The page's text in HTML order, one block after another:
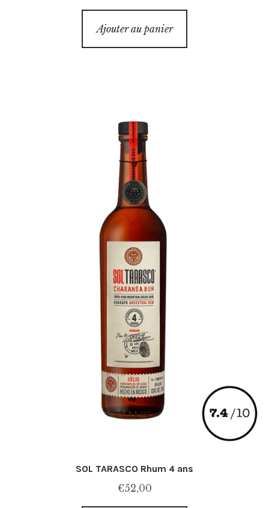
Ajouter au panier
SOL TARASCO Rhum 4 ans
€52,00